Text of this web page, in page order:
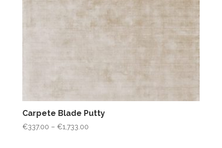
Carpete Blade Putty
€337.00 – €1,733.00Price